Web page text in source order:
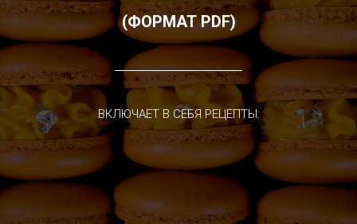
(ФОРМАТ PDF)
ВКЛЮЧАЕТ В СЕБЯ РЕЦЕПТЫ: